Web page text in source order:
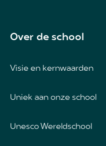
Over de school
Visie en kernwaarden
Uniek aan onze school
Unesco Wereldschool